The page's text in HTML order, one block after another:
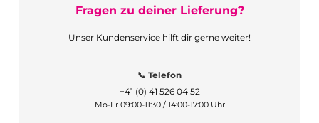
Fragen zu deiner Lieferung?
Unser Kundenservice hilft dir gerne weiter!
📞 Telefon
+41 (0) 41 526 04 52
Mo-Fr 09:00-11:30 / 14:00-17:00 Uhr